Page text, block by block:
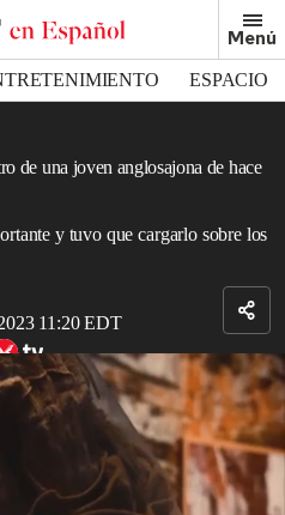
Menú
ESPACIO
de una joven anglosajona de hace
y tuvo que cargarlo sobre los
11:20 EDT
un “taller de
de la antigua Saqqara
el rostro y el estilo de vida de una
“élite” enterrada en el Reino
de oro y granate.